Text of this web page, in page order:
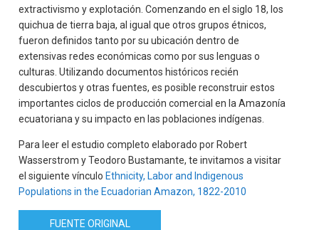
extractivismo y explotación. Comenzando en el siglo 18, los
quichua de tierra baja, al igual que otros grupos étnicos,
fueron definidos tanto por su ubicación dentro de
extensivas redes económicas como por sus lenguas o
culturas. Utilizando documentos históricos recién
descubiertos y otras fuentes, es posible reconstruir estos
importantes ciclos de producción comercial en la Amazonía
ecuatoriana y su impacto en las poblaciones indígenas.
Para leer el estudio completo elaborado por Robert
Wasserstrom y Teodoro Bustamante, te invitamos a visitar
el siguiente vínculo Ethnicity, Labor and Indigenous
Populations in the Ecuadorian Amazon, 1822-2010
FUENTE ORIGINAL